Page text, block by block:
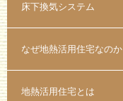
床下換気システム
なぜ地熱活用住宅なのか
地熱活用住宅とは